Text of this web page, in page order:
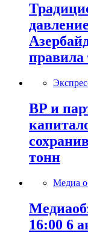
правила
BP и
тонн
Медиа
16:00 6